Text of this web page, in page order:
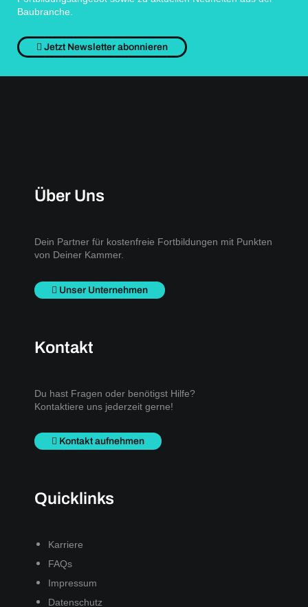
Baubranche.
Jetzt Newsletter abonnieren
Über Uns
Dein Partner für kostenfreie Fortbildungen mit Punkten
von Deiner Kammer.
Unser Unternehmen
Kontakt
Du hast Fragen oder benötigst Hilfe?
Kontaktiere uns jederzeit gerne!
Kontakt aufnehmen
Quicklinks
Karriere
FAQs
Impressum
Datenschutz